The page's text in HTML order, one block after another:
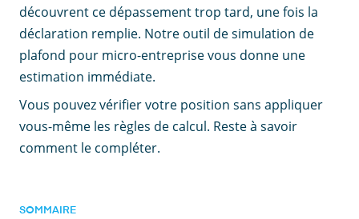
découvrent ce dépassement trop tard, une fois la
déclaration remplie. Notre outil de simulation de
plafond pour micro-entreprise vous donne une
estimation immédiate.
Vous pouvez vérifier votre position sans appliquer
vous-même les règles de calcul. Reste à savoir
comment le compléter.
SOMMAIRE